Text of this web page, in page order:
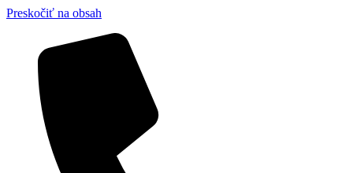
Preskočiť na obsah